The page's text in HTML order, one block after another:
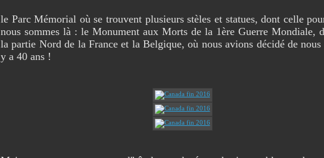
le Parc Mémorial où se trouvent plusieurs stèles et statues, dont celle
nous sommes là : le Monument aux Morts de la 1ère Guerre Mondiale,
la partie Nord de la France et la Belgique, où nous avions décidé de
y a 40 ans !